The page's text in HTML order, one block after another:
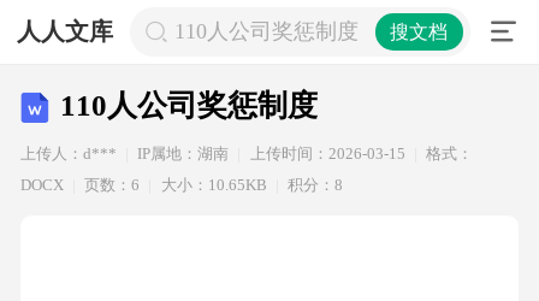
人人文库 110人公司奖惩制度 搜文档
110人公司奖惩制度
上传人：d*** IP属地：湖南 上传时间：2026-03-15
格式：
DOCX
页数：6 大小：10.65KB 积分：8